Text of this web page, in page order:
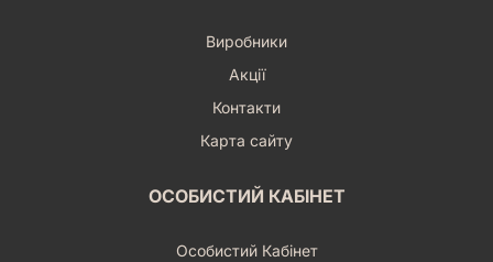
Виробники
Акції
Контакти
Карта сайту
ОСОБИСТИЙ КАБІНЕТ
Особистий Кабінет